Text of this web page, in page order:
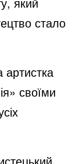
стало
артистка
своїми